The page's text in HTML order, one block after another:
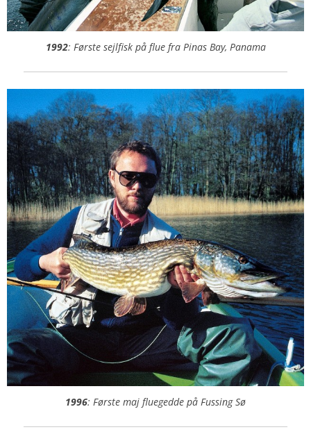
1992: Første sejlfisk på flue fra Pinas Bay, Panama
1996: Første maj fluegedde på Fussing Sø